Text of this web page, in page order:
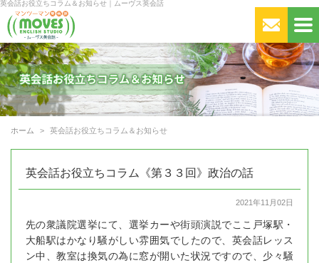
英会話お役立ちコラム＆お知らせ｜ムーヴス英会話
ホーム 英会話お役立ちコラム＆お知らせ
英会話お役立ちコラム《第３３回》政治の話
2021年11月02日
先の衆議院選挙にて、選挙カーや街頭演説でここ戸塚駅・
大船駅はかなり騒がしい雰囲気でしたので、英会話レッス
ン中、教室は換気の為に窓が開いた状況ですので、少々騒